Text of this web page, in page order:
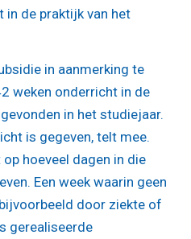
in de praktijk van het
in aanmerking te
weken onderricht in de
in het studiejaar.
is gegeven, telt mee.
hoeveel dagen in die
Een week waarin geen
door ziekte of
gerealiseerde